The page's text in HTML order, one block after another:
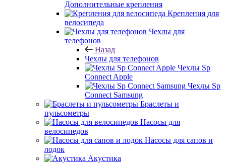
Дополнительные крепления
Крепления для
велосипеда
Чехлы для
телефонов
Назад
Чехлы для телефонов
Чехлы Sp
Connect Apple
Чехлы Sp
Connect Samsung
Браслеты и
пульсометры
Насосы для
велосипедов
Насосы для сапов и
лодок
Акустика